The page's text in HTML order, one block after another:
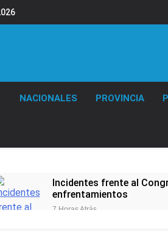
NACIONALES PROVINCIA
Incidentes frente al
enfrentamientos
7 Horas Atrás